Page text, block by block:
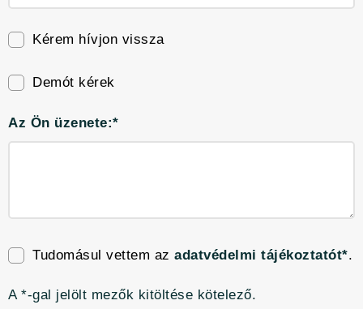
Kérem hívjon vissza
Demót kérek
Az Ön üzenete:*
Tudomásul vettem az adatvédelmi tájékoztatót*.
A *-gal jelölt mezők kitöltése kötelező.